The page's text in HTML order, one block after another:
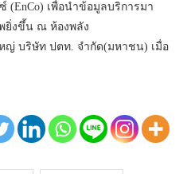
(EnCo) เพื่อนำข้อมูลบริการมา
ยิ่งขึ้น ณ ห้องพลัง
ญ่ บริษัท ปตท. จำกัด(มหาชน) เมื่อ